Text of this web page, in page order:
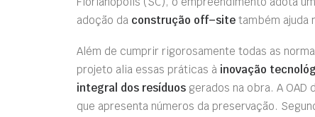
adoção da construção off–site também ajuda
Além de cumprir rigorosamente todas as
projeto alia essas práticas à inovação
integral dos resíduos gerados na obra. A
que apresenta números da preservação.